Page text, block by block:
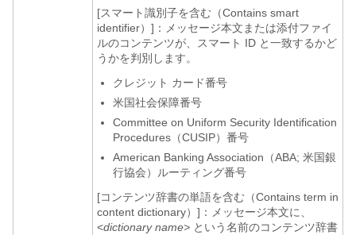
[スマート識別子を含む（Contains smart
identifier）]：メッセージ本文または添付ファイ
ルのコンテンツが、スマート ID と一致するかど
うかを判別します。
クレジット カード番号
米国社会保障番号
Committee on Uniform Security Identification
Procedures（CUSIP）番号
American Banking Association（ABA; 米国銀
行協会）ルーティング番号
[コンテンツ辞書の単語を含む（Contains term in
content dictionary）]：メッセージ本文に、
<dictionary name> という名前のコンテンツ辞書